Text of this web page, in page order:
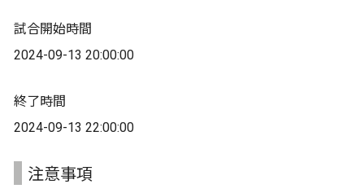
試合開始時間
2024-09-13 20:00:00
終了時間
2024-09-13 22:00:00
注意事項